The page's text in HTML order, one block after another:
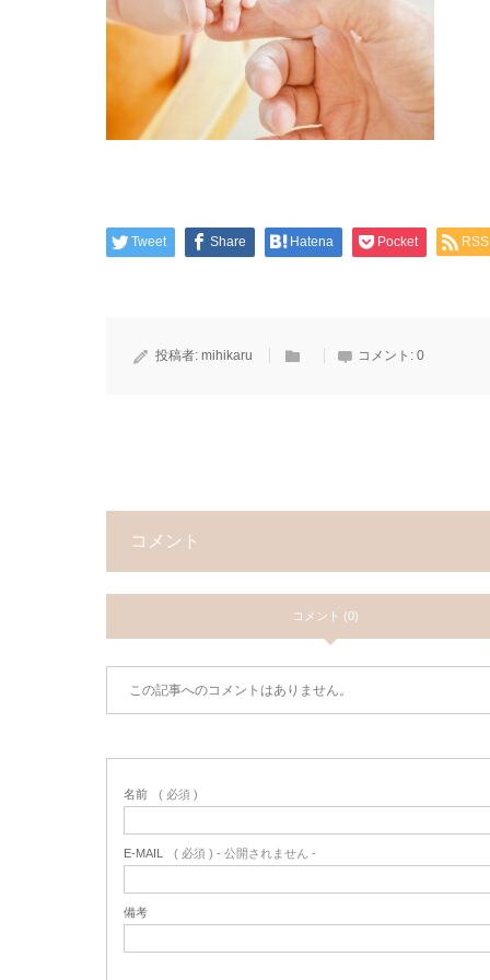
Tweet Share Hatena Pocket RSS
投稿者: mihikaru コメント: 0
コメント
コメント (0)
この記事へのコメントはありません。
名前 ( 必須 )
E-MAIL ( 必須 ) - 公開されません -
備考